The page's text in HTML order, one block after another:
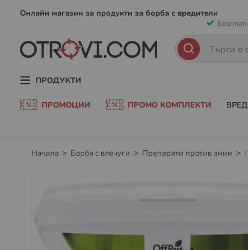
Онлайн магазин за продукти за борба с вредители
към
ТърсенеТърсене
ПРОДУКТИ
ПРОМОЦИИ ПРОМО КОМПЛЕКТИ
Начало Борба с влечуги Препарати против змии
галерията